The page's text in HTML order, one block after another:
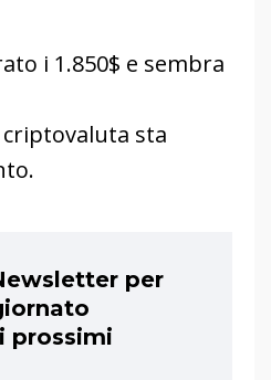
i 1.850$ e sembra
sta
per
prossimi